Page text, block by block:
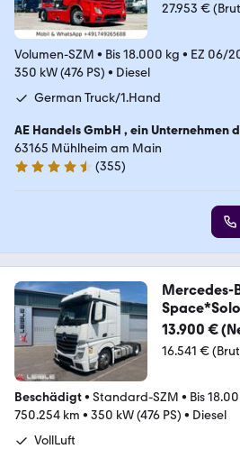
27.953 €
Volumen-SZM • Bis 18.000 kg • EZ 06/
350 kW (476 PS) • Diesel
German Truck/1.Hand
AE Handels GmbH , ein Unternehmen
Group
63165 Mühlheim am Main
4.4 Sterne
(355)
Mercedes-
Space*Solo
13.900 €
16.541 €
Beschädigt• Standard-SZM • Bis
750.254 km • 350 kW (476 PS) • Diesel
VollLuft